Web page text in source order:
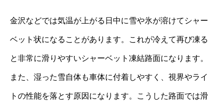
金沢などでは気温が上がる日中に雪や氷が溶けてシャー
ベット状になることがあります。これが冷えて再び凍る
と非常に滑りやすいシャーベット凍結路面になります。
また、湿った雪自体も車体に付着しやすく、視界やライ
トの性能を落とす原因になります。こうした路面では滑